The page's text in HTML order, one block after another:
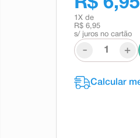
1 X de
R$ 6,95
s/ juros no cartão
- +